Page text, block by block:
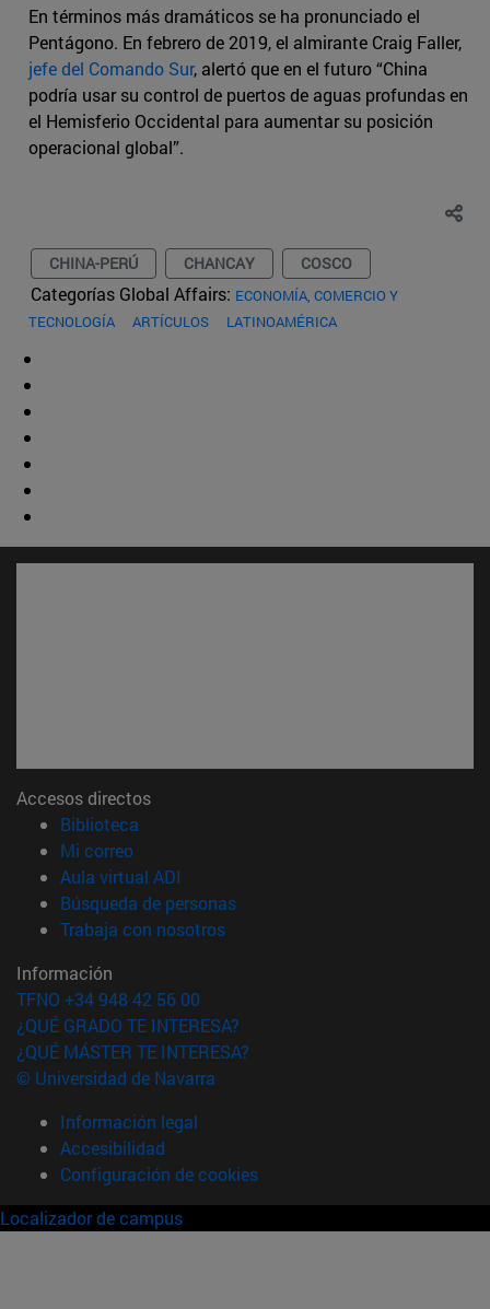
En términos más dramáticos se ha pronunciado el
Pentágono. En febrero de 2019, el almirante Craig Faller,
jefe del Comando Sur, alertó que en el futuro “China
podría usar su control de puertos de aguas profundas en
el Hemisferio Occidental para aumentar su posición
operacional global”.
CHINA-PERÚ CHANCAY COSCO
Categorías Global Affairs: ECONOMÍA, COMERCIO Y
TECNOLOGÍA
ARTÍCULOS LATINOAMÉRICA
Accesos directos
Biblioteca
Mi correo(abre en nueva ventana)
Aula virtual ADI
Búsqueda de personas(abre en nueva ventana)
Trabaja con nosotros(abre en nueva ventana)
Información
TFNO +34 948 42 56 00
¿QUÉ GRADO TE INTERESA?
¿QUÉ MÁSTER TE INTERESA?
© Universidad de Navarra
Información legal
Accesibilidad
Configuración de cookies
Localizador de campus